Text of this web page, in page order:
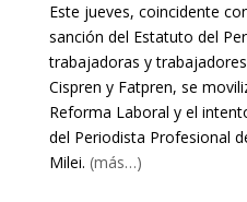
Este jueves, coincidente
sanción del Estatuto del
trabajadoras y
Cispren y Fatpren, se
Reforma Laboral y el
del Periodista Profesional
Milei. (más…)